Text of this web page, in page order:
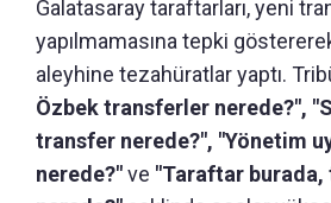
Galatasaray taraftarları, yeni
yapılmamasına tepki
aleyhine tezahüratlar yaptı.
Özbek transferler nerede?",
transfer nerede?", "Yönetim
nerede?"ve "Taraftar